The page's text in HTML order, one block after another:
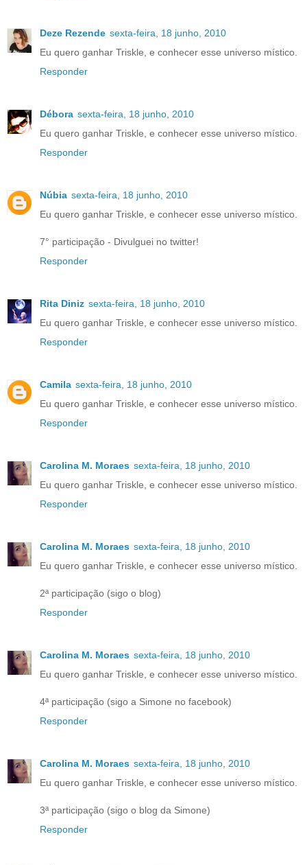
Deze Rezende sexta-feira, 18 junho, 2010
Eu quero ganhar Triskle, e conhecer esse universo místico.
Responder
Débora sexta-feira, 18 junho, 2010
Eu quero ganhar Triskle, e conhecer esse universo místico.
Responder
Núbia sexta-feira, 18 junho, 2010
Eu quero ganhar Triskle, e conhecer esse universo místico.
7° participação - Divulguei no twitter!
Responder
Rita Diniz sexta-feira, 18 junho, 2010
Eu quero ganhar Triskle, e conhecer esse universo místico.
Responder
Camila sexta-feira, 18 junho, 2010
Eu quero ganhar Triskle, e conhecer esse universo místico.
Responder
Carolina M. Moraes sexta-feira, 18 junho, 2010
Eu quero ganhar Triskle, e conhecer esse universo místico.
Responder
Carolina M. Moraes sexta-feira, 18 junho, 2010
Eu quero ganhar Triskle, e conhecer esse universo místico.
2ª participação (sigo o blog)
Responder
Carolina M. Moraes sexta-feira, 18 junho, 2010
Eu quero ganhar Triskle, e conhecer esse universo místico.
4ª participação (sigo a Simone no facebook)
Responder
Carolina M. Moraes sexta-feira, 18 junho, 2010
Eu quero ganhar Triskle, e conhecer esse universo místico.
3ª participação (sigo o blog da Simone)
Responder